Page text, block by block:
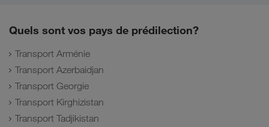
Quels sont vos pays de prédilection?
Transport Arménie
Transport Azerbaidjan
Transport Georgie
Transport Kirghizistan
Transport Tadjikistan